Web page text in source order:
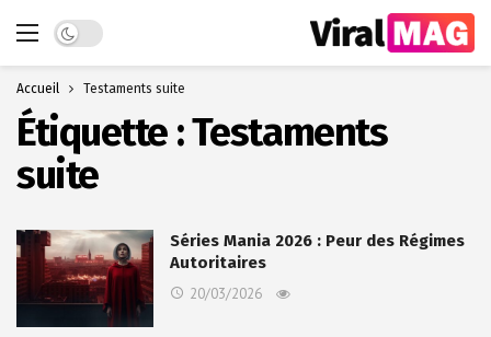
Dark mode
Accueil Testaments suite
Étiquette :Testaments
suite
Séries Mania 2026 : Peur des Régimes
Autoritaires
20/03/2026